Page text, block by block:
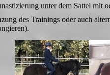
unter dem Sattel mit
des Trainings oder auch